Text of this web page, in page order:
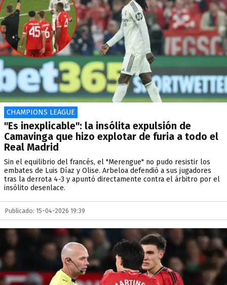
CHAMPIONS LEAGUE
"Es inexplicable": la insólita expulsión de
Camavinga que hizo explotar de furia a todo el
Real Madrid
Sin el equilibrio del francés, el "Merengue" no pudo resistir los
embates de Luis Díaz y Olise. Arbeloa defendió a sus jugadores
tras la derrota 4-3 y apuntó directamente contra el árbitro por el
insólito desenlace.
Publicado: 15-04-2026 19:39